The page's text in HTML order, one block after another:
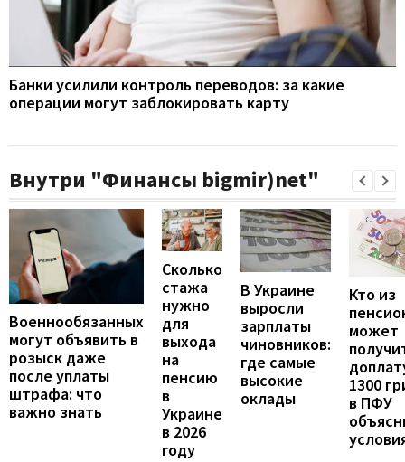
Банки усилили контроль переводов: за какие
операции могут заблокировать карту
Внутри "Финансы bigmir)net"
Военнообязанных
могут объявить в
розыск даже
после уплаты
штрафа: что
важно знать
Сколько
стажа
нужно
для
выхода
на
пенсию
в
Украине
в 2026
году
В Украине
выросли
зарплаты
чиновников:
где самые
высокие
оклады
Кто из
может
1300
в ПФУ